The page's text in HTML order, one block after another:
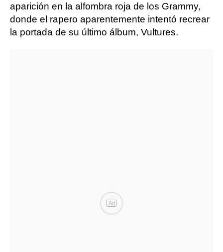
aparición en la alfombra roja de los Grammy,
donde el rapero aparentemente intentó recrear
la portada de su último álbum, Vultures.
Ad